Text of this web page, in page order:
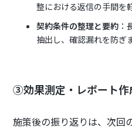
整における返信の手間を
契約条件の整理と要約 ：
抽出し、確認漏れを防ぎ
③効果測定・レポート作
施策後の振り返りは、次回